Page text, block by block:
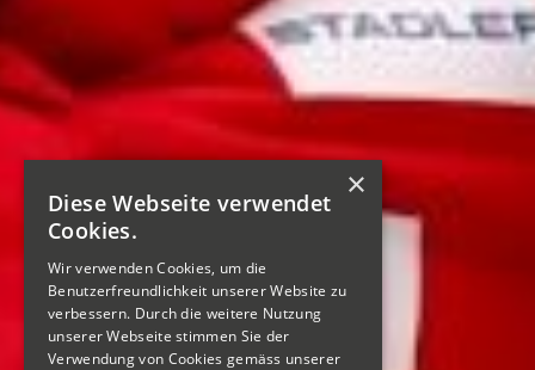
×
Diese Webseite verwendet
Cookies.
Wir verwenden Cookies, um die
Benutzerfreundlichkeit unserer Website zu
verbessern. Durch die weitere Nutzung
unserer Webseite stimmen Sie der
Verwendung von Cookies gemäss unserer